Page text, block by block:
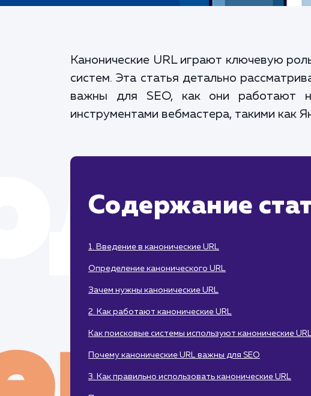
Канонические URL играют ключевую
систем. Эта статья детально
важны для SEO, как они работают
инструментами вебмастера, такими как
Содержание
1. Введение в канонические URL
Определение канонического URL
Зачем нужны канонические URL
2. Как работают канонические URL
Как поисковые системы используют канонические
Почему канонические URL важны для SEO
3. Как правильно использовать канонические URL